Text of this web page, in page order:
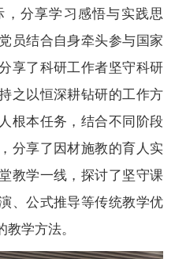
分享学习感悟与实践思
员结合自身牵头参与国家
享了科研工作者坚守科研
之以恒深耕钻研的工作方
根本任务，结合不同阶段
分享了因材施教的育人实
教学一线，探讨了坚守课
、公式推导等传统教学优
学方法。